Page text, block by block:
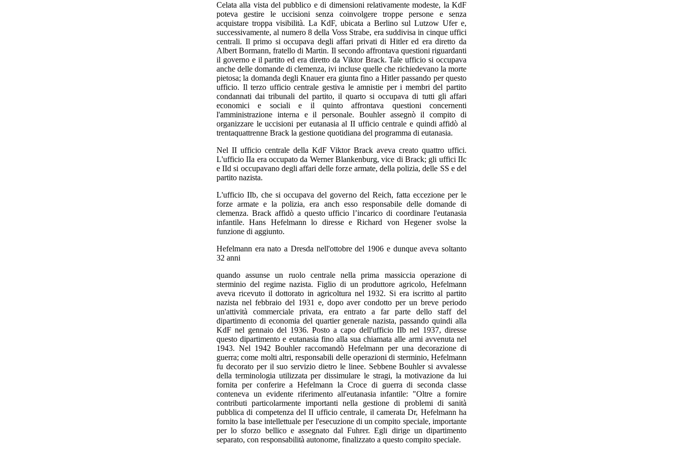
Celata alla vista del pubblico e di dimensioni relativamente modeste, la KdF
poteva gestire le uccisioni senza coinvolgere troppe persone e senza
acquistare troppa visibilità. La KdF, ubicata a Berlino sul Lutzow Ufer e,
successivamente, al numero 8 della Voss Strabe, era suddivisa in cinque uffici
centrali. Il primo si occupava degli affari privati di Hitler ed era diretto da
Albert Bormann, fratello di Martin. Il secondo affrontava questioni riguardanti
il governo e il partito ed era diretto da Viktor Brack. Tale ufficio si occupava
anche delle domande di clemenza, ivi incluse quelle che richiedevano la morte
pietosa; la domanda degli Knauer era giunta fino a Hitler passando per questo
ufficio. Il terzo ufficio centrale gestiva le amnistie per i membri del partito
condannati dai tribunali del partito, il quarto si occupava di tutti gli affari
economici e sociali e il quinto affrontava questioni concernenti
l'amministrazione interna e il personale. Bouhler assegnò il compito di
organizzare le uccisioni per eutanasia al II ufficio centrale e quindi affidò al
trentaquattrenne Brack la gestione quotidiana del programma di eutanasia.
Nel II ufficio centrale della KdF Viktor Brack aveva creato quattro uffici.
L'ufficio IIa era occupato da Werner Blankenburg, vice di Brack; gli uffici IIc
e IId si occupavano degli affari delle forze armate, della polizia, delle SS e del
partito nazista.
L'ufficio IIb, che si occupava del governo del Reich, fatta eccezione per le
forze armate e la polizia, era anch esso responsabile delle domande di
clemenza. Brack affidò a questo ufficio l’incarico di coordinare l'eutanasia
infantile. Hans Hefelmann lo diresse e Richard von Hegener svolse la
funzione di aggiunto.
Hefelmann era nato a Dresda nell'ottobre del 1906 e dunque aveva soltanto
32 anni
quando assunse un ruolo centrale nella prima massiccia operazione di
sterminio del regime nazista. Figlio di un produttore agricolo, Hefelmann
aveva ricevuto il dottorato in agricoltura nel 1932. Si era iscritto al partito
nazista nel febbraio del 1931 e, dopo aver condotto per un breve periodo
un'attività commerciale privata, era entrato a far parte dello staff del
dipartimento di economia del quartier generale nazista, passando quindi alla
KdF nel gennaio del 1936. Posto a capo dell'ufficio IIb nel 1937, diresse
questo dipartimento e eutanasia fino alla sua chiamata alle armi avvenuta nel
1943. Nel 1942 Bouhler raccomandò Hefelmann per una decorazione di
guerra; come molti altri, responsabili delle operazioni di sterminio, Hefelmann
fu decorato per il suo servizio dietro le linee. Sebbene Bouhler si avvalesse
della terminologia utilizzata per dissimulare le stragi, la motivazione da lui
fornita per conferire a Hefelmann la Croce di guerra di seconda classe
conteneva un evidente riferimento all'eutanasia infantile: "Oltre a fornire
contributi particolarmente importanti nella gestione di problemi di sanità
pubblica di competenza del II ufficio centrale, il camerata Dr, Hefelmann ha
fornito la base intellettuale per l'esecuzione di un compito speciale, importante
per lo sforzo bellico e assegnato dal Fuhrer. Egli dirige un dipartimento
separato, con responsabilità autonome, finalizzato a questo compito speciale.